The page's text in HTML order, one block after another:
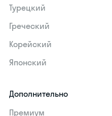
Турецкий
Греческий
Корейский
Японский
Дополнительно
Премиум